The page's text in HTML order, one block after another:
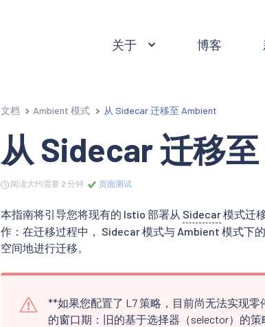
关于 博客
文档 Ambient 模式 从 Sidecar 迁移至 Ambient
从 Sidecar 迁移
阅读大约需要 2 分钟 页面测试
本指南将引导您将现有的 Istio 部署从 Sidecar模式迁
作：在迁移过程中， Sidecar 模式与 Ambient 模式下
空间地进行迁移。
**如果您配置了 L7 策略，目前尚无法实现
的窗口期：旧的基于选择器（selector）的